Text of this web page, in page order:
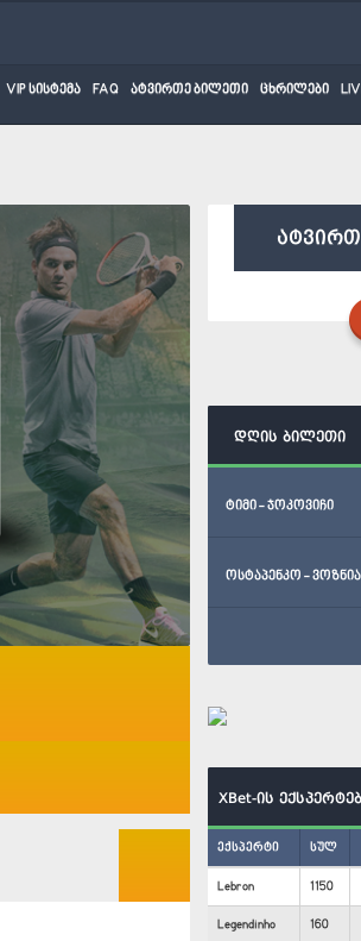
VIP სისტემა FAQ ატვირთე ბილეთი ცხრილები
დღის ბილეთი
ტიმი - ჯოკოვიჩი
ოსტაპენკო -
XBet-ის
ექსპერტი სულ
Lebron 1150
Legendinho 160